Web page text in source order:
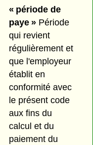
« période de
paye »Période
qui revient
régulièrement et
que l'employeur
établit en
conformité avec
le présent code
aux fins du
calcul et du
paiement du